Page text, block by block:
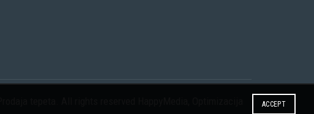
tepeta. All rights reserved ACCEPT